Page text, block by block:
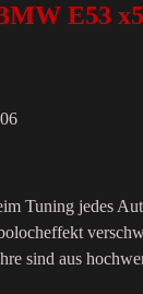
E53
Tuning jedes
sind aus